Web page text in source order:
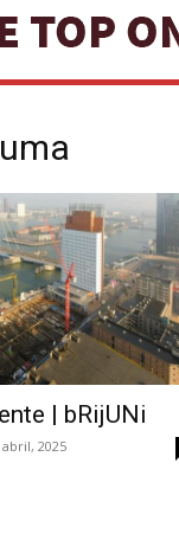
| bRijUNi
abril, 2025